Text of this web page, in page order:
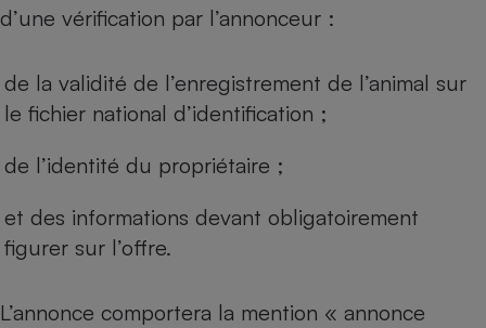
d’une vérification par l’annonceur :
de la validité de l’enregistrement de l’animal sur
le fichier national d’identification ;
de l’identité du propriétaire ;
et des informations devant obligatoirement
figurer sur l’offre.
L’annonce comportera la mention « annonce